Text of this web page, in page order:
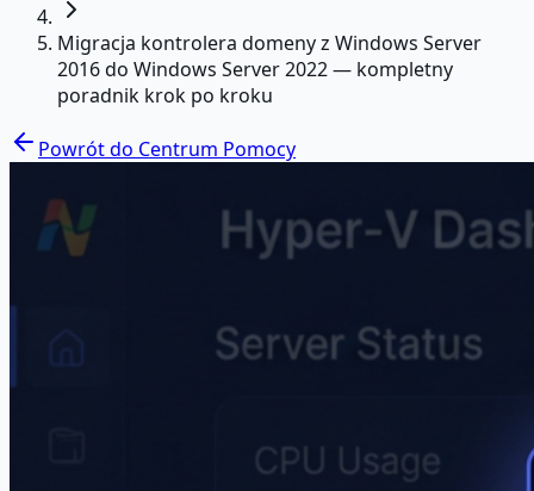
Migracja kontrolera domeny z Windows Server
2016 do Windows Server 2022 — kompletny
poradnik krok po kroku
Powrót do Centrum Pomocy